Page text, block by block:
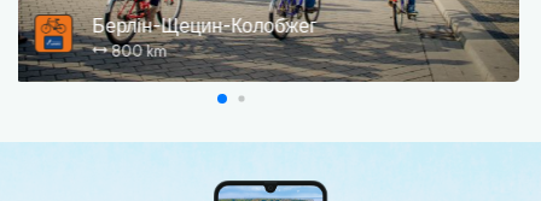
Берлін-Щецин-Колобжег
800 km